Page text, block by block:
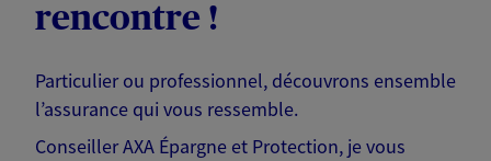
rencontre !
Particulier ou professionnel, découvrons ensemble
l’assurance qui vous ressemble.
Conseiller AXA Épargne et Protection, je vous